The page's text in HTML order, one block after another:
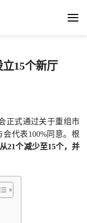
立15个新厅
正式通过关于重组市
代表100%同意。根
21个减少至15个，并